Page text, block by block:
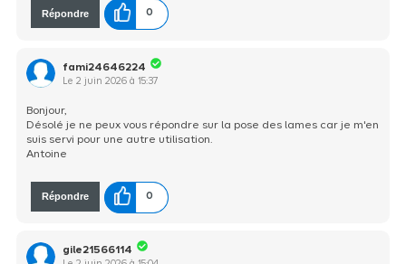
Répondre 0
fami24646224
Le2 juin 2026 à15:37
Bonjour,
Désolé je ne peux vous répondre sur la pose des lames car je m'en
suis servi pour une autre utilisation.
Antoine
Répondre 0
gile21566114